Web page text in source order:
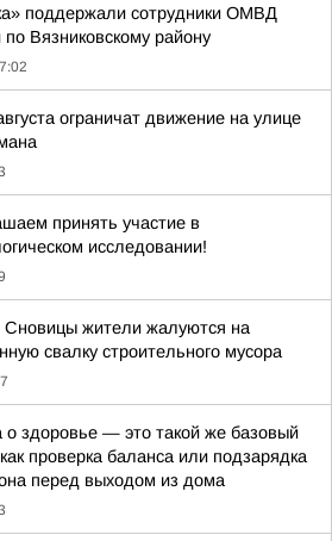
поддержали сотрудники ОМВД
по Вязниковскому району
ограничат движение на улице
принять участие в
исследовании!
Сновицы жители жалуются на
свалку строительного мусора
о здоровье — это такой же базовый
проверка баланса или подзарядка
перед выходом из дома